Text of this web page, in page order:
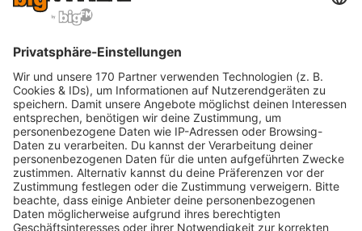
Vlada Karpovich, pexels